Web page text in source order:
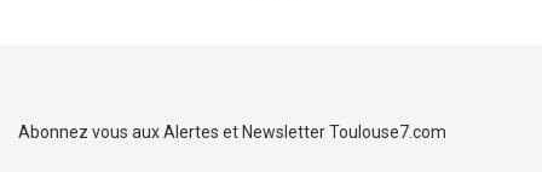
Abonnez vous aux Alertes et Newsletter Toulouse7.com